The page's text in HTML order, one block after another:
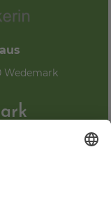
Wedemark